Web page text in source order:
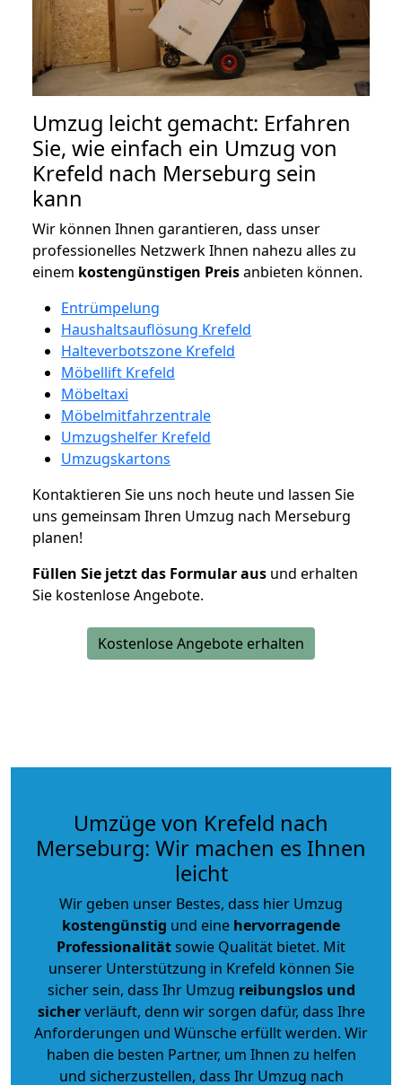
Umzug leicht gemacht: Erfahren
Sie, wie einfach ein Umzug von
Krefeld nach Merseburg sein
kann
Wir können Ihnen garantieren, dass unser
professionelles Netzwerk Ihnen nahezu alles zu
einem kostengünstigen Preisanbieten können.
Entrümpelung
Haushaltsauflösung Krefeld
Halteverbotszone Krefeld
Möbellift Krefeld
Möbeltaxi
Möbelmitfahrzentrale
Umzugshelfer Krefeld
Umzugskartons
Kontaktieren Sie uns noch heute und lassen Sie
uns gemeinsam Ihren Umzug nach Merseburg
planen!
Füllen Sie jetzt das Formular aus und erhalten
Sie kostenlose Angebote.
Kostenlose Angebote erhalten
Umzüge von Krefeld nach
Merseburg: Wir machen es Ihnen
leicht
Wir geben unser Bestes, dass hier Umzug
kostengünstig und eine hervorragende
Professionalitätsowie Qualität bietet. Mit
unserer Unterstützung in Krefeld können Sie
sicher sein, dass Ihr Umzug reibungslos und
sicherverläuft, denn wir sorgen dafür, dass Ihre
Anforderungen und Wünsche erfüllt werden. Wir
haben die besten Partner, um Ihnen zu helfen
und sicherzustellen, dass Ihr Umzug nach